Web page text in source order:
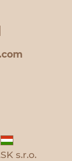
s.r.o.